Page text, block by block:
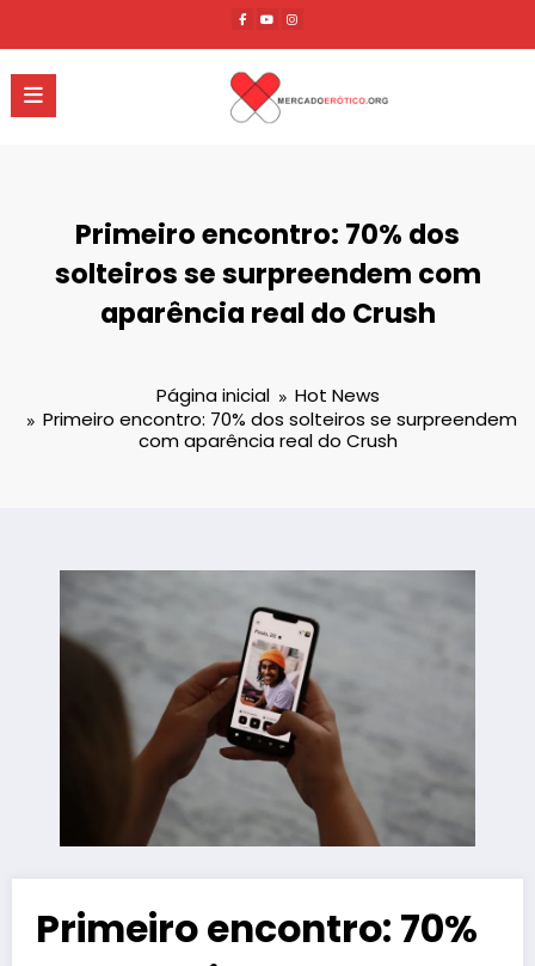
o
conteúdo
Primeiro encontro: 70% dos
solteiros se surpreendem com
aparência real do Crush
Página inicial
Hot News
Primeiro encontro: 70% dos solteiros se surpreendem
com aparência real do Crush
Primeiro encontro: 70%